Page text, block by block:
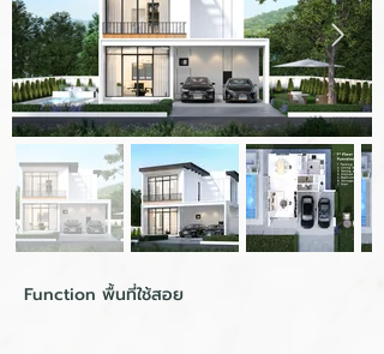
Function พื้นที่ใช้สอย